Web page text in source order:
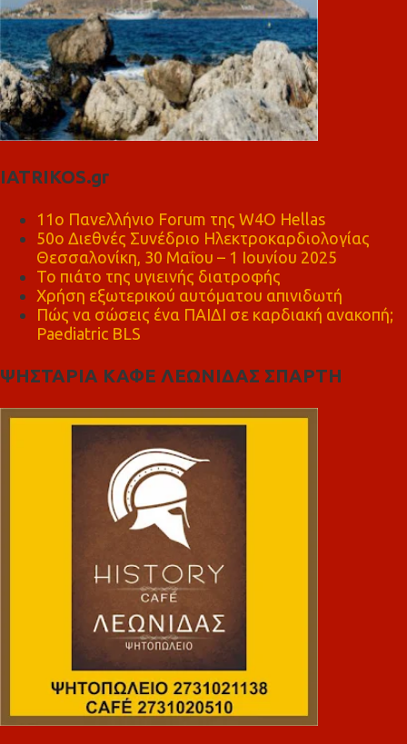
IATRIKOS.gr
11ο Πανελλήνιο Forum της W4O Hellas
50ο Διεθνές Συνέδριο Ηλεκτροκαρδιολογίας
Θεσσαλονίκη, 30 Μαΐου – 1 Ιουνίου 2025
Το πιάτο της υγιεινής διατροφής
Χρήση εξωτερικού αυτόματου απινιδωτή
Πώς να σώσεις ένα ΠΑΙΔΙ σε καρδιακή ανακοπή;
Paediatric BLS
ΨΗΣΤΑΡΙΑ ΚΑΦΕ ΛΕΩΝΙΔΑΣ ΣΠΑΡΤΗ